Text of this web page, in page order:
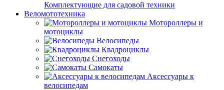
Комплектующие для садовой техники
Веломототехника
Мотороллеры и
мотоциклы
Велосипеды
Квадроциклы
Снегоходы
Самокаты
Аксессуары к
велосипедам